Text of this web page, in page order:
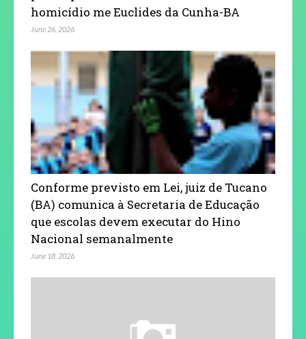
homicídio me Euclides da Cunha-BA
June 26, 2026
Conforme previsto em Lei, juiz de Tucano
(BA) comunica à Secretaria de Educação
que escolas devem executar do Hino
Nacional semanalmente
June 18, 2026